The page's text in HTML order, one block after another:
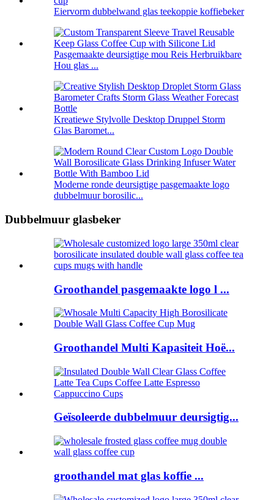
Eiervorm dubbelwand glas teekoppie koffiebeker
Pasgemaakte deursigtige mou Reis Herbruikbare
Hou glas ...
Kreatiewe Stylvolle Desktop Druppel Storm
Glas Baromet...
Moderne ronde deursigtige pasgemaakte logo
dubbelmuur borosilic...
Dubbelmuur glasbeker
Groothandel pasgemaakte logo l ...
Groothandel Multi Kapasiteit Hoë...
Geïsoleerde dubbelmuur deursigtig...
groothandel mat glas koffie ...